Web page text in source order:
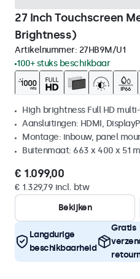
27 Inch Touchscreen
Brightness)
Artikelnummer: 27HB9M/U1
100+ stuks beschikbaar
High brightness Full HD
Aansluitingen: HDMI,
Montage: inbouw, panel
Buitenmaat: 663 x 400 x 51
€ 1.099,00
€ 1.329,79 incl. btw
Bekijken
Langdurige
beschikbaarheid
Gratis